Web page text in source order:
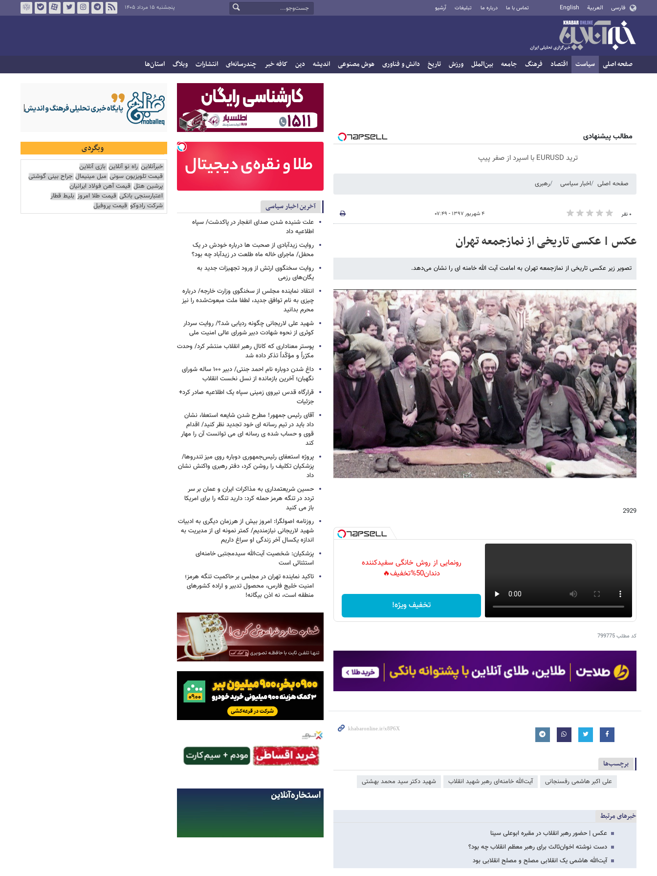
فارسی العربية English تماس با ما درباره ما تبلیغات آرشیو پنجشنبه ۱۵ مرداد ۱۴۰۵
صفحه اصلی سیاست اقتصاد فرهنگ جامعه بین‌الملل ورزش تاریخ دانش و فناوری هوش مصنوعی اندیشه دین کافه خبر چندرسانه‌ای انتشارات وبلاگ استان‌ها
مطالب پیشنهادی
ترید EURUSD با اسپرد از صفر پیپ
صفحه اصلی اخبار سیاسی رهبری
۰ نفر ۴ شهریور ۱۳۹۷ - ۰۷:۴۹
عکس | عکسی تاریخی از نمازجمعه تهران
تصویر زیر عکسی تاریخی از نمازجمعه تهران به امامت آیت الله خامنه ای را نشان می‌دهد.
2929
رونمایی از روش خانگی سفیدکننده
دندان50%تخفیف🔥
تخفیف ویژه!
کد مطلب799775
برچسب‌ها
علی اکبر هاشمی رفسنجانی آیت‌الله خامنه‌ای رهبر شهید انقلاب شهید دکتر سید محمد بهشتی
خبرهای مرتبط
عکس | حضور رهبر انقلاب در مقبره ابوعلی سینا
دست نوشته اخوان‌ثالث برای رهبر معظم انقلاب چه بود؟
آیت‌الله هاشمی یک انقلابی مصلح و مصلح انقلابی بود
آخرین اخبار سیاسی
علت شنیده شدن صدای انفجار در پاکدشت/ سپاه
اطلاعیه داد
روایت زیدآبادی از صحبت ها درباره خودش در یک
محفل/ ماجرای خاله ماه طلعت در زیدآباد چه بود؟
روایت سخنگوی ارتش از ورود تجهیزات جدید به
یگان‌های رزمی
انتقاد نماینده مجلس از سخنگوی وزارت خارجه/ درباره
چیزی به نام توافق جدید، لطفا ملت مبعوث‌شده را نیز
محرم بدانید
شهید علی لاریجانی چگونه ردیابی شد؟/ روایت سردار
کوثری از نحوه شهادت دبیر شورای عالی امنیت ملی
پوستر معناداری که کانال رهبر انقلاب منتشر کرد/ وحدت
مکرّراً و مؤکّداً تذکر داده شد
داغ شدن دوباره نام احمد جنتی/ دبیر ۱۰۰ ساله شورای
نگهبان؛ آخرین بازمانده از نسل نخست انقلاب
قرارگاه قدس نیروی زمینی سپاه یک اطلاعیه صادر کرد+
جزئیات
آقای رئیس جمهور! مطرح شدن شایعه استعفا، نشان
داد باید در تیم رسانه ای خود تجدید نظر کنید/ اقدام
قوی و حساب شده ی رسانه ای می توانست آن را مهار
کند
پروژه استعفای رئیس‌جمهوری دوباره روی میز تندروها/
پزشکیان تکلیف را روشن کرد، دفتر رهبری واکنش نشان
داد
حسین شریعتمداری به مذاکرات ایران و عمان بر سر
تردد در تنگه هرمز حمله کرد: دارید تنگه را برای امریکا
باز می کنید
روزنامه اصولگرا: امروز بیش از هرزمان دیگری به ادبیات
شهید لاریجانی نیازمندیم/ کمتر نمونه ای از مدیریت به
اندازه یکسال آخر زندگی او سراغ داریم
پزشکیان: شخصیت آیت‌الله سیدمجتبی خامنه‌ای
استثنائی است
تاکید نماینده تهران در مجلس بر حاکمیت تنگه هرمز؛
امنیت خلیج فارس، محصول تدبیر و اراده کشورهای
منطقه است، نه اذن بیگانه!
وبگردی
خبرآنلاین راه نو آنلاین بازی آنلاین
قیمت تلویزیون سونی مبل مینیمال جراح بینی گوشتی
پرشین هتل قیمت آهن فولاد ایرانیان
اعتبارسنجی بانکی قیمت طلا امروز بلیط قطار
شرکت رادوکو قیمت پروفیل